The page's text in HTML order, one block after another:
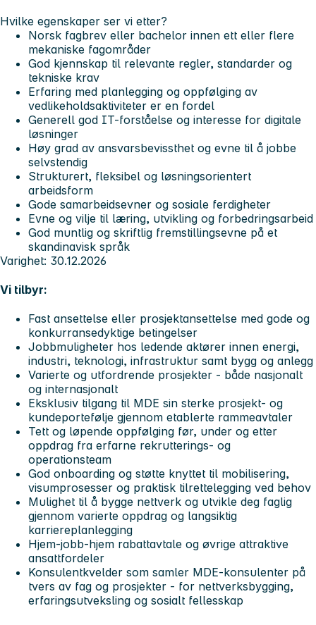
Hvilke egenskaper ser vi etter?
Norsk fagbrev eller bachelor innen ett eller flere
mekaniske fagområder
God kjennskap til relevante regler, standarder og
tekniske krav
Erfaring med planlegging og oppfølging av
vedlikeholdsaktiviteter er en fordel
Generell god IT-forståelse og interesse for digitale
løsninger
Høy grad av ansvarsbevissthet og evne til å jobbe
selvstendig
Strukturert, fleksibel og løsningsorientert
arbeidsform
Gode samarbeidsevner og sosiale ferdigheter
Evne og vilje til læring, utvikling og forbedringsarbeid
God muntlig og skriftlig fremstillingsevne på et
skandinavisk språk
Varighet: 30.12.2026
Vi tilbyr:
Fast ansettelse eller prosjektansettelse med gode og
konkurransedyktige betingelser
Jobbmuligheter hos ledende aktører innen energi,
industri, teknologi, infrastruktur samt bygg og anlegg
Varierte og utfordrende prosjekter - både nasjonalt
og internasjonalt
Eksklusiv tilgang til MDE sin sterke prosjekt- og
kundeportefølje gjennom etablerte rammeavtaler
Tett og løpende oppfølging før, under og etter
oppdrag fra erfarne rekrutterings- og
operationsteam
God onboarding og støtte knyttet til mobilisering,
visumprosesser og praktisk tilrettelegging ved behov
Mulighet til å bygge nettverk og utvikle deg faglig
gjennom varierte oppdrag og langsiktig
karriereplanlegging
Hjem-jobb-hjem rabattavtale og øvrige attraktive
ansattfordeler
Konsulentkvelder som samler MDE-konsulenter på
tvers av fag og prosjekter - for nettverksbygging,
erfaringsutveksling og sosialt fellesskap